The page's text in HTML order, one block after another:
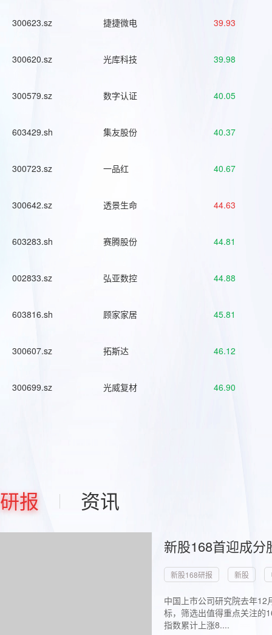
300623.sz 捷捷微电 39.93
300620.sz 光库科技 39.98
300579.sz 数字认证 40.05
603429.sh 集友股份 40.37
300723.sz 一品红 40.67
300642.sz 透景生命 44.63
603283.sh 赛腾股份 44.81
002833.sz 弘亚数控 44.88
603816.sh 顾家家居 45.81
300607.sz 拓斯达 46.12
300699.sz 光威复材 46.90
研报 资讯
新股168首迎成
新股168研报 新股
中国上市公司研究院去年
标，筛选出值得重点关注的
指数累计上涨8....